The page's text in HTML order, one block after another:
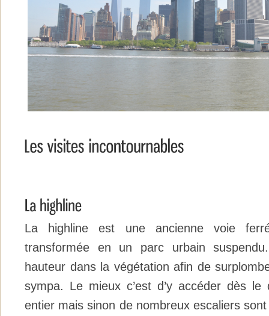
La highline est une ancienne voie
transformée en un parc urbain
hauteur dans la végétation afin de
sympa. Le mieux c’est d’y accéder dès
entier mais sinon de nombreux escaliers